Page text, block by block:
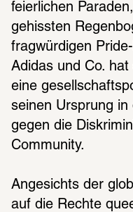
feierlichen
gehissten
fragwürdigen
Adidas und Co.
eine
seinen Ursprung in
gegen die
Community.
Angesichts der
auf die Rechte